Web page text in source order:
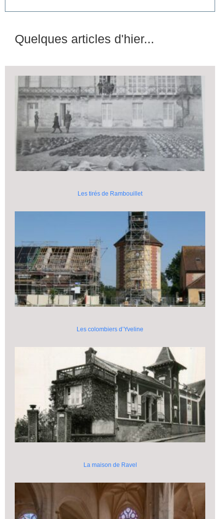
Quelques articles d'hier...
Les tirés de Rambouillet
Les colombiers d’Yveline
La maison de Ravel